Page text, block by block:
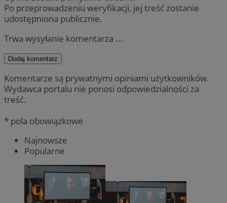
Po przeprowadzeniu weryfikacji, jej treść zostanie
udostępniona publicznie.
Trwa wysyłanie komentarza ...
Dodaj komentarz
Komentarze są prywatnymi opiniami użytkowników.
Wydawca portalu nie ponosi odpowiedzialności za
treść.
* pola obowiązkowe
Najnowsze
Popularne